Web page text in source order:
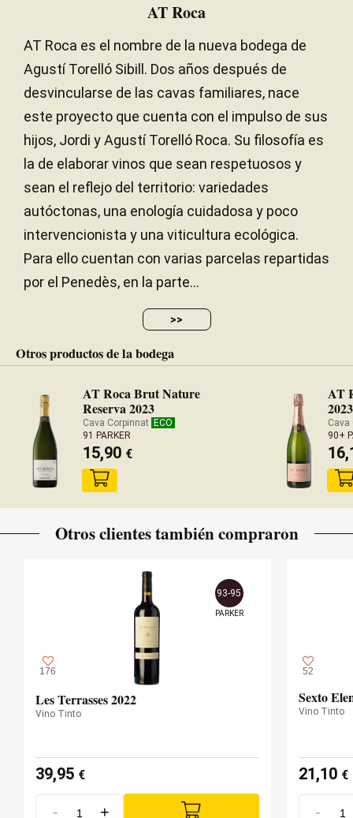
AT Roca
AT Roca es el nombre de la nueva bodega de
Agustí Torelló Sibill. Dos años después de
desvincularse de las cavas familiares, nace
este proyecto que cuenta con el impulso de sus
hijos, Jordi y Agustí Torelló Roca. Su filosofía es
la de elaborar vinos que sean respetuosos y
sean el reflejo del territorio: variedades
autóctonas, una enología cuidadosa y poco
intervencionista y una viticultura ecológica.
Para ello cuentan con varias parcelas repartidas
por el Penedès, en la parte...
>>
Otros productos de la bodega
AT Roca Brut Nature
Reserva 2023
Cava Corpinnat
ECO
91 PARKER
15,90 €
AT
2023
90+
Otros clientes también compraron
176
93-95
PARKER
Les Terrasses 2022
Vino Tinto
39,95 €
- +
52
Sexto
Vino Tinto
21,10 €
-